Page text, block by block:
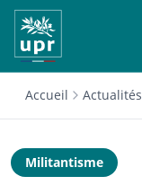
Accueil Actualités
Militantisme